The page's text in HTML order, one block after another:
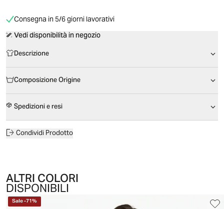
Consegna in 5/6 giorni lavorativi
Vedi disponibilità in negozio
Descrizione
Composizione Origine
Spedizioni e resi
Condividi Prodotto
ALTRI COLORI
DISPONIBILI
Sale-71%